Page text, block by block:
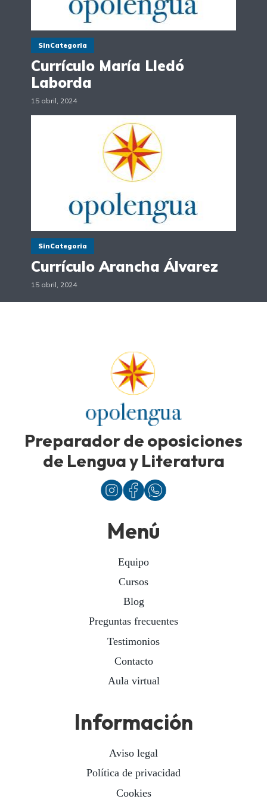
SinCategoria
Currículo María Lledó
Laborda
15 abril, 2024
SinCategoria
Currículo Arancha Álvarez
15 abril, 2024
Preparador de oposiciones
de Lengua y Literatura
Menú
Equipo
Cursos
Blog
Preguntas frecuentes
Testimonios
Contacto
Aula virtual
Información
Aviso legal
Política de privacidad
Cookies